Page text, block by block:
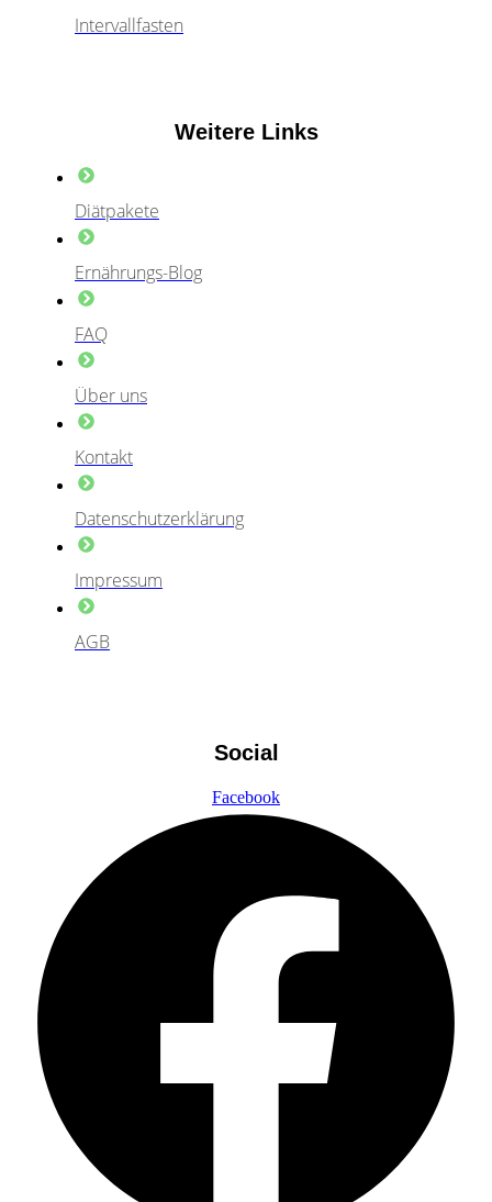
Intervallfasten
Weitere Links
Diätpakete
Ernährungs-Blog
FAQ
Über uns
Kontakt
Datenschutzerklärung
Impressum
AGB
Social
Facebook